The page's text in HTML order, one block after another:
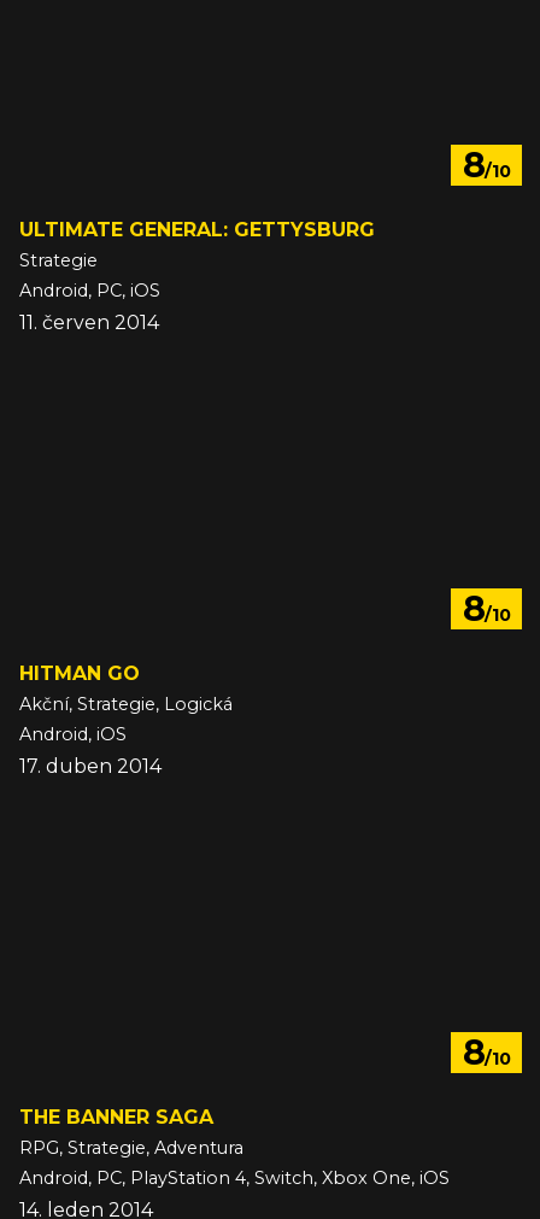
8/10
ULTIMATE GENERAL: GETTYSBURG
Strategie
Android, PC, iOS
11. červen 2014
8/10
HITMAN GO
Akční, Strategie, Logická
Android, iOS
17. duben 2014
8/10
THE BANNER SAGA
RPG, Strategie, Adventura
Android, PC, PlayStation 4, Switch, Xbox One, iOS
14. leden 2014